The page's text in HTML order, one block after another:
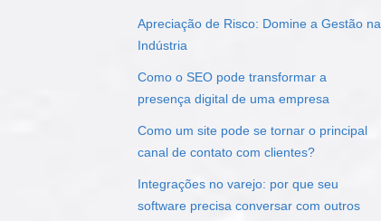
Apreciação de Risco: Domine a Gestão na
Indústria
Como o SEO pode transformar a
presença digital de uma empresa
Como um site pode se tornar o principal
canal de contato com clientes?
Integrações no varejo: por que seu
software precisa conversar com outros